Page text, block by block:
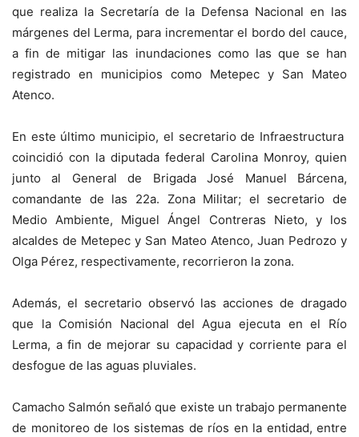
que realiza la Secretaría de la Defensa Nacional en las
márgenes del Lerma, para incrementar el bordo del cauce,
a fin de mitigar las inundaciones como las que se han
registrado en municipios como Metepec y San Mateo
Atenco.
En este último municipio, el secretario de Infraestructura
coincidió con la diputada federal Carolina Monroy, quien
junto al General de Brigada José Manuel Bárcena,
comandante de las 22a. Zona Militar; el secretario de
Medio Ambiente, Miguel Ángel Contreras Nieto, y los
alcaldes de Metepec y San Mateo Atenco, Juan Pedrozo y
Olga Pérez, respectivamente, recorrieron la zona.
Además, el secretario observó las acciones de dragado
que la Comisión Nacional del Agua ejecuta en el Río
Lerma, a fin de mejorar su capacidad y corriente para el
desfogue de las aguas pluviales.
Camacho Salmón señaló que existe un trabajo permanente
de monitoreo de los sistemas de ríos en la entidad, entre